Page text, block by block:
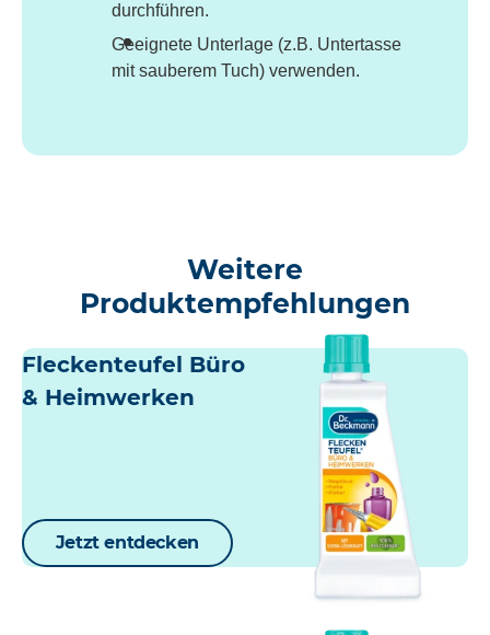
durchführen.
Geeignete Unterlage (z.B. Untertasse
mit sauberem Tuch) verwenden.
Weitere
Produktempfehlungen
Fleckenteufel Büro
& Heimwerken
Jetzt entdecken